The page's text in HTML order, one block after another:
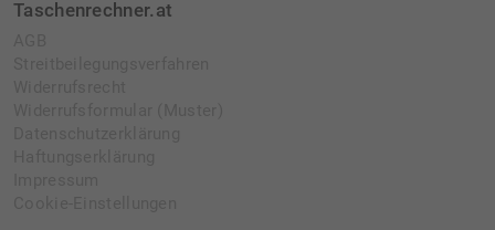
Taschenrechner.at